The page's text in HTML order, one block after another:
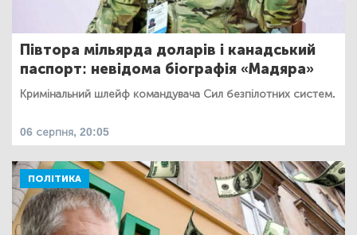
Півтора мільярда доларів і канадський
паспорт: невідома біографія «Мадяра»
Кримінальний шлейф командувача Сил безпілотних систем.
06 серпня, 20:05
ПОЛІТИКА